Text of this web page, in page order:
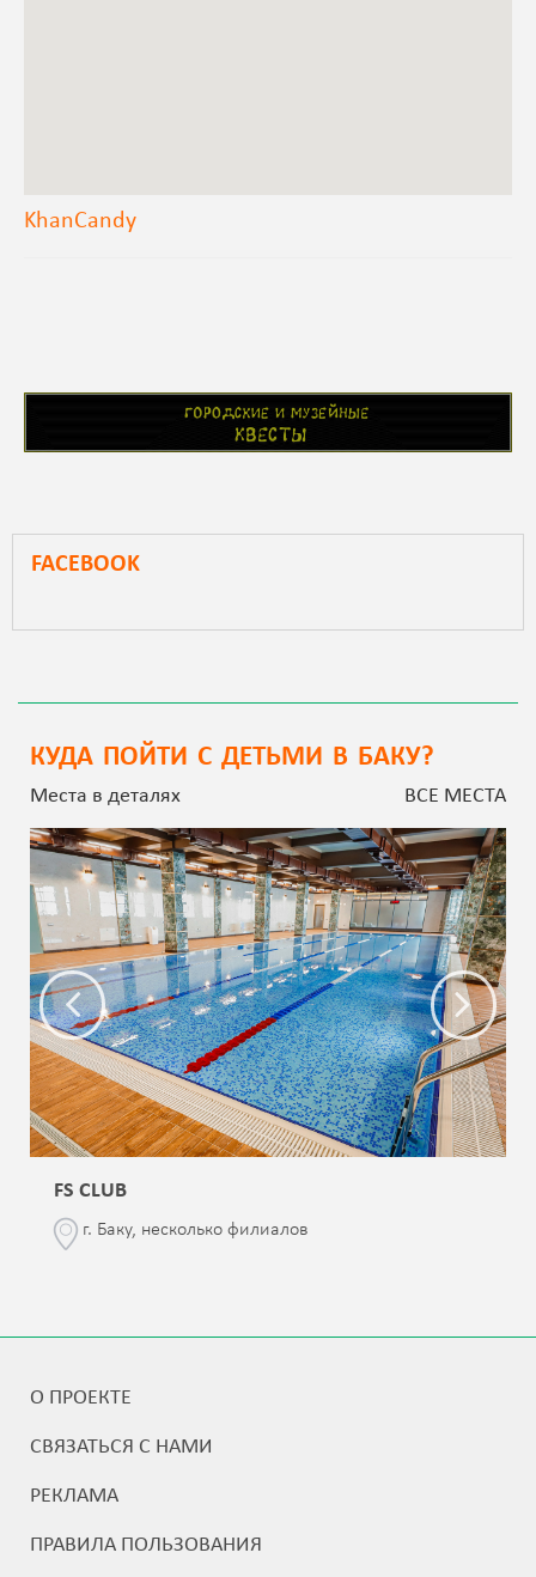
KhanCandy
FACEBOOK
КУДА ПОЙТИ С ДЕТЬМИ В БАКУ?
Места в деталях ВСЕ МЕСТА
FS CLUB
г. Баку, несколько филиалов
О ПРОЕКТЕ
СВЯЗАТЬСЯ С НАМИ
РЕКЛАМА
ПРАВИЛА ПОЛЬЗОВАНИЯ